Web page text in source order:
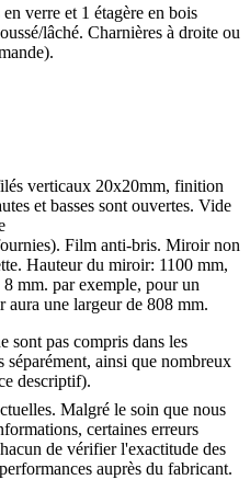
verre et 1 étagère en bois
lâché. Charnières à droite ou
verticaux 20x20mm, finition
et basses sont ouvertes. Vide
Film anti-bris. Miroir non
Hauteur du miroir: 1100 mm,
mm. par exemple, pour un
une largeur de 808 mm.
sont pas compris dans les
séparément, ainsi que nombreux
descriptif).
Malgré le soin que nous
certaines erreurs
de vérifier l'exactitude des
auprès du fabricant.